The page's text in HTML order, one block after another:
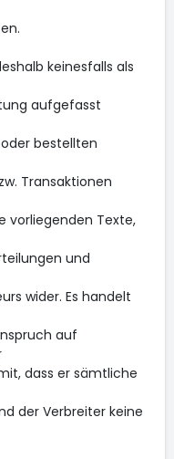
keinesfalls als
aufgefasst
bestellten
Transaktionen
vorliegenden Texte,
und
wider. Es handelt
auf
dass er sämtliche
der Verbreiter keine